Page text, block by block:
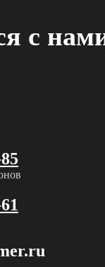
с